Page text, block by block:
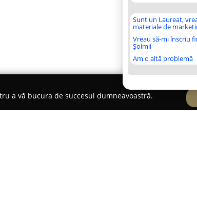
Sunt un Laureat,
materiale de
Vreau să-mi înscriu
Șoimii
Am o altă problemă
a vă bucura de succesul dumneavoastră.